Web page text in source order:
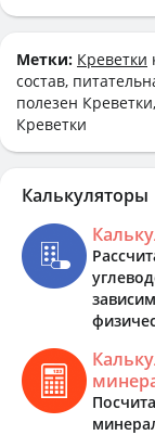
Метки: Креветки
состав,
полезен
Креветки
Калькуляторы